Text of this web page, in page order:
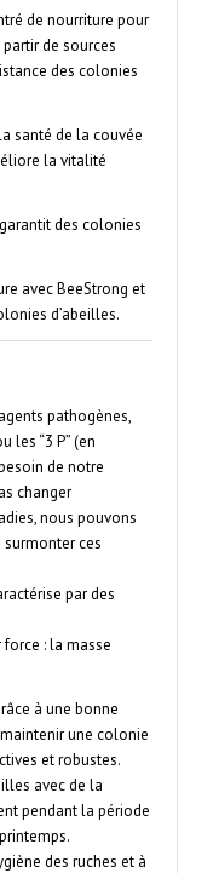
de nourriture pour
de sources
des colonies
santé de la couvée
la vitalité
des colonies
avec BeeStrong et
d’abeilles.
pathogènes,
les “3 P” (en
de notre
changer
nous pouvons
ces
par des
: la masse
à une bonne
une colonie
et robustes.
avec de la
pendant la période
des ruches et à